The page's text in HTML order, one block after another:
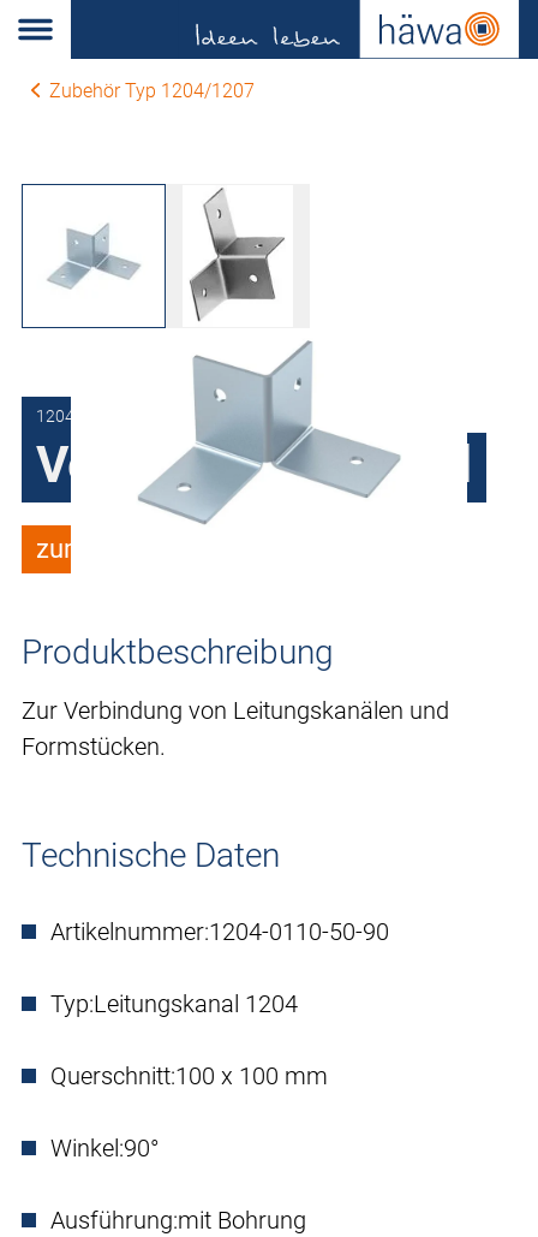
Zubehör Typ 1204/1207
1204-0110-50-90
Verbindungswinkel
zum Merkzettel hinzufügen
Produktbeschreibung
Zur Verbindung von Leitungskanälen und
Formstücken.
Technische Daten
Artikelnummer:1204-0110-50-90
Typ:Leitungskanal 1204
Querschnitt:100 x 100 mm
Winkel:90°
Ausführung:mit Bohrung